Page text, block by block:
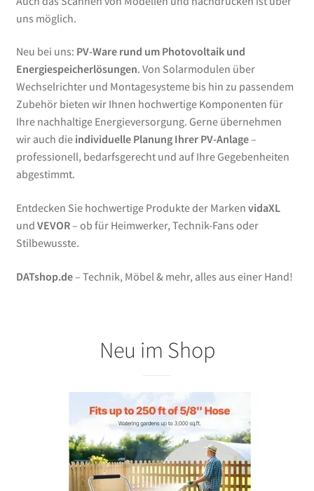
uns möglich.
Neu bei uns: PV-Ware rund um Photovoltaik und
Energiespeicherlösungen. Von Solarmodulen über
Wechselrichter und Montagesysteme bis hin zu passendem
Zubehör bieten wir Ihnen hochwertige Komponenten für
Ihre nachhaltige Energieversorgung. Gerne übernehmen
wir auch die individuelle Planung Ihrer PV-Anlage–
professionell, bedarfsgerecht und auf Ihre Gegebenheiten
abgestimmt.
Entdecken Sie hochwertige Produkte der Marken vidaXL
und VEVOR– ob für Heimwerker, Technik-Fans oder
Stilbewusste.
DATshop.de– Technik, Möbel & mehr, alles aus einer Hand!
Neu im Shop